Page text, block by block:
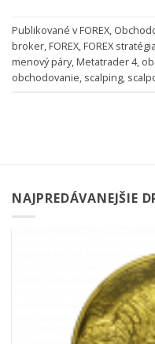
Publikované vFOREX,
broker,FOREX,FOREX stratégia
menový páry,Metatrader 4,
obchodovanie, scalping,
NAJPREDÁVANEJŠIE